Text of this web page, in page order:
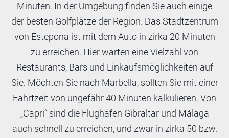
Minuten. In der Umgebung finden Sie auch einige
der besten Golfplätze der Region. Das Stadtzentrum
von Estepona ist mit dem Auto in zirka 20 Minuten
zu erreichen. Hier warten eine Vielzahl von
Restaurants, Bars und Einkaufsmöglichkeiten auf
Sie. Möchten Sie nach Marbella, sollten Sie mit einer
Fahrtzeit von ungefähr 40 Minuten kalkulieren. Von
„Capri“ sind die Flughäfen Gibraltar und Málaga
auch schnell zu erreichen, und zwar in zirka 50 bzw.